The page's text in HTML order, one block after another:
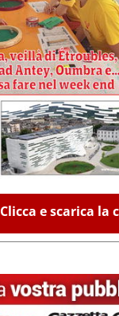
Clicca e scarica la